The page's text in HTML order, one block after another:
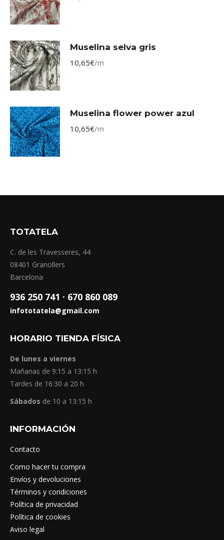
Muselina selva gris
10,65€/m
Muselina flower power azul
10,65€/m
TOTATELA
C. de les Travesseres, 44
08401 Granollers
Barcelona
936 250 741 · 670 860 089
infototatela@gmail.com
HORARIO TIENDA FÍSICA
De lunes a viernes
Mañanas de 9:15 a 13:15 h
Tardes de 16:30 a 20 h
Sábados de 10 a 13:15 h
INFORMACIÓN
Contacto
Como hacer tu compra
Envíos y devoluciones
Términos y condiciones
Política de privacidad
Política de cookies
Aviso legal